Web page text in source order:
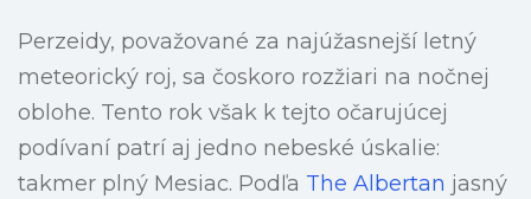
Perzeidy, považované za najúžasnejší letný
meteorický roj, sa čoskoro rozžiari na nočnej
oblohe. Tento rok však k tejto očarujúcej
podívaní patrí aj jedno nebeské úskalie:
takmer plný Mesiac. Podľa The Albertan jasný